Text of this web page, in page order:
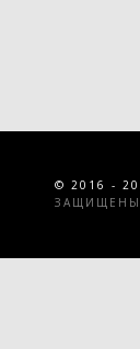
© 2016 -
ЗАЩИЩЕНЫ